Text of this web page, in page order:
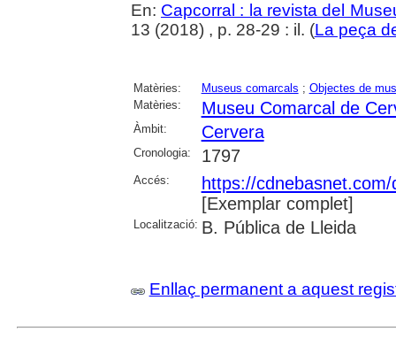
En: Capcorral : la revista del
13 (2018) , p. 28-29 : il. (La peça
Matèries: Museus comarcals ; Objectes de
Matèries:
Museu Comarcal de
Àmbit: Cervera
Cronologia: 1797
Accés:
https://
[Exemplar complet]
Localització: B. Pública de Lleida
Enllaç permanent a aquest